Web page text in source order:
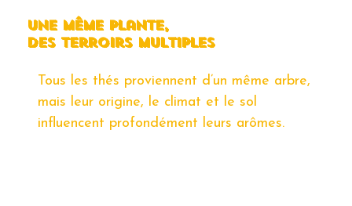
Une même plante,
des terroirs multiples
Tous les thés proviennent d’un même arbre,
mais leur origine, le climat et le sol
influencent profondément leurs arômes.